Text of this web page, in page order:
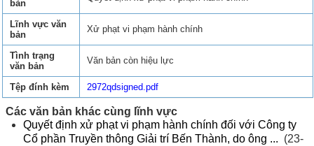
bản
Lĩnh vực văn
bản
Xử phạt vi phạm hành chính
Tình trạng
văn bản
Văn bản còn hiệu lực
Tệp đính kèm 2972qdsigned.pdf
Các văn bản khác cùng lĩnh vực
Quyết định xử phạt vi phạm hành chính đối với Công ty
Cổ phần Truyền thông Giải trí Bến Thành, do ông ... (23-